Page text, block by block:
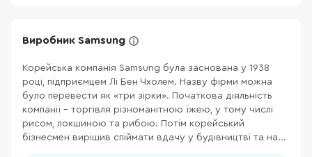
Виробник Samsung
Корейська компанія Samsung була заснована у 1938
році, підприємцем Лі Бен Чхолем. Назву фірми можна
було перевести як «три зірки». Початкова діяльність
компанії – торгівля різноманітною їжею, у тому числі
рисом, локшиною та рибою. Потім корейський
бізнесмен вирішив спіймати вдачу у будівництві та на...